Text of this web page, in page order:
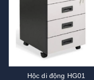
Hộc di động HG01